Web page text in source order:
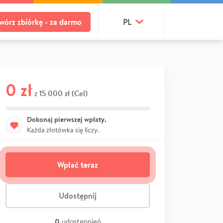
zbiórkę - za darmo PL
0 zł z 15 000 zł (Cel)
Dokonaj pierwszej wpłaty.
Każda złotówka się liczy.
Wpłać teraz
Udostępnij